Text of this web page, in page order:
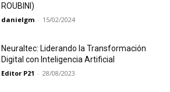
ROUBINI)
danielgm - 15/02/2024
Neuraltec: Liderando la Transformación
Digital con Inteligencia Artificial
Editor P21 - 28/08/2023